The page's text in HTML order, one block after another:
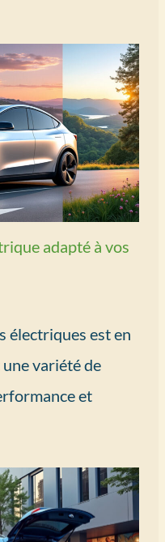
adapté à vos
électriques est en
variété de
et